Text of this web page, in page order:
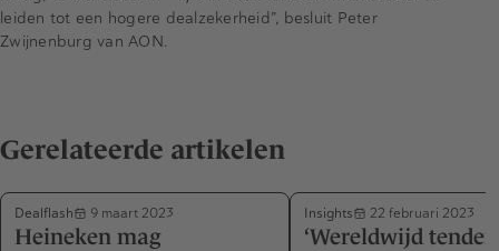
leiden tot een hogere dealzekerheid”, besluit Peter
Zwijnenburg van AON.
Gerelateerde artikelen
Dealflash 9 maart 2023
Heineken mag
Insights 22 februari 2023
‘Wereldwijd